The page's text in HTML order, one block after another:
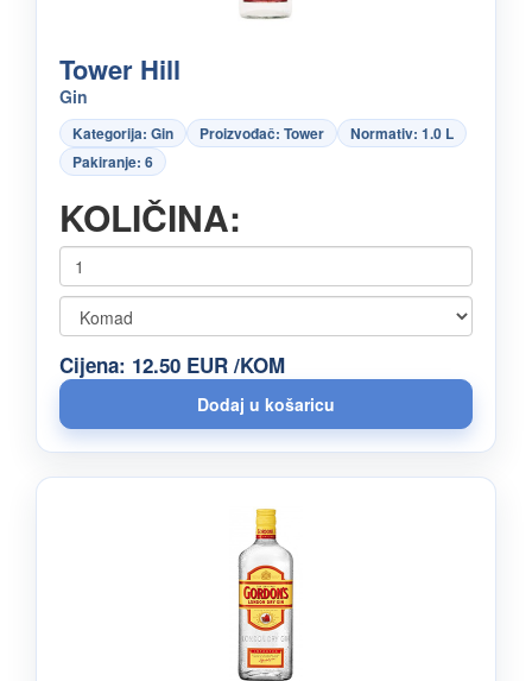
Tower Hill
Gin
Kategorija: Gin Proizvođač: Tower
Normativ: 1.0 L
Pakiranje: 6
KOLIČINA:
Cijena: 12.50 EUR /KOM